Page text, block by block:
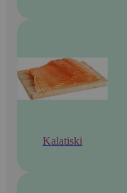
Kalatiski